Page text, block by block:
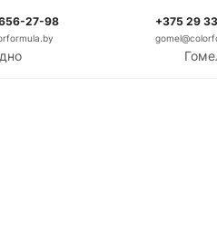
27-98 +375 29